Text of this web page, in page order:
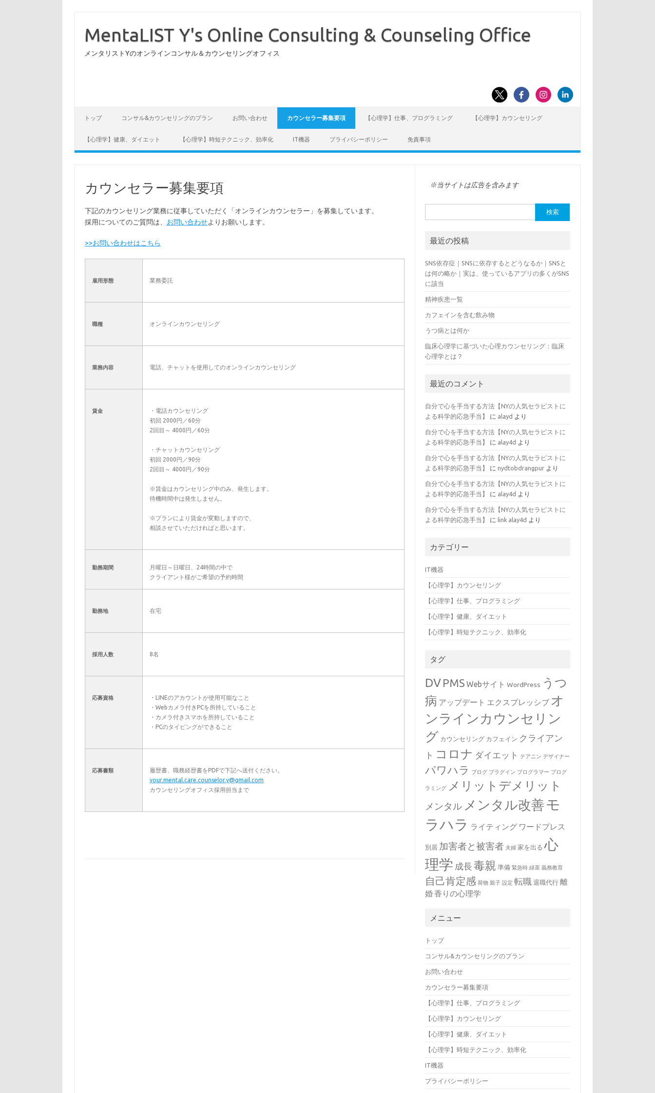
MentaLIST Y's Online Consulting & Counseling Office
メンタリストYのオンラインコンサル＆カウンセリングオフィス
トップ コンサル&カウンセリングのプラン お問い合わせ カウンセラー募集要項 【心理学】仕事、プログラミング 【心理学】カウンセリング
【心理学】健康、ダイエット 【心理学】時短テクニック、効率化 IT機器 プライバシーポリシー 免責事項
カウンセラー募集要項
下記のカウンセリング業務に従事していただく「オンラインカウンセラー」を募集しています。
採用についてのご質問は、 お問い合わせよりお願いします。
>>お問い合わせはこちら
雇用形態 業務委託
職種 オンラインカウンセリング
業務内容 電話、チャットを使用してのオンラインカウンセリング
賃金
・電話カウンセリング
初回 2000円／60分
2回目～ 4000円／60分
・チャットカウンセリング
初回 2000円／90分
2回目～ 4000円／90分
※賃金はカウンセリング中のみ、発生します。
待機時間中は発生しません。
※プランにより賃金が変動しますので、
相談させていただければと思います。
勤務期間
月曜日～日曜日、24時間の中で
クライアント様がご希望の予約時間
勤務地 在宅
採用人数 8名
応募資格
・LINEのアカウントが使用可能なこと
・Webカメラ付きPCを所持していること
・カメラ付きスマホを所持していること
・PCのタイピングができること
応募書類
履歴書、職務経歴書をPDFで下記へ送付ください。
your.mental.care.counselor.y@gmail.com
カウンセリングオフィス採用担当まで
※当サイトは広告を含みます
索:
最近の投稿
SNS依存症｜SNSに依存するとどうなるか｜SNSと
は何の略か｜実は、使っているアプリの多くがSNS
に該当
精神疾患一覧
カフェインを含む飲み物
うつ病とは何か
臨床心理学に基づいた心理カウンセリング：臨床
心理学とは？
最近のコメント
自分で心を手当する方法【NYの人気セラピストに
よる科学的応急手当】
に alayd より
自分で心を手当する方法【NYの人気セラピストに
よる科学的応急手当】
に alay4d より
自分で心を手当する方法【NYの人気セラピストに
よる科学的応急手当】
にnydtobdrangpur より
自分で心を手当する方法【NYの人気セラピストに
よる科学的応急手当】
に alay4d より
自分で心を手当する方法【NYの人気セラピストに
よる科学的応急手当】
に link alay4d より
カテゴリー
IT機器
【心理学】カウンセリング
【心理学】仕事、プログラミング
【心理学】健康、ダイエット
【心理学】時短テクニック、効率化
タグ
DV PMS Webサイト WordPress うつ
病 アップデート エクスプレッシブ オ
ンラインカウンセリン
グ カウンセリング カフェイン クライアン
ト コロナ ダイエット テアニン デザイナー
パワハラ ブログ プラグイン プログラマー プログ
ラミング メリットデメリット
メンタル メンタル改善 モ
ラハラ ライティング ワードプレス
別居 加害者と被害者 夫婦 家を出る 心
理学 成長毒親 準備 緊急時 緑茶 義務教育
自己肯定感 荷物 親子 設定 転職 退職代行 離
婚香りの心理学
メニュー
トップ
コンサル&カウンセリングのプラン
お問い合わせ
カウンセラー募集要項
【心理学】仕事、プログラミング
【心理学】カウンセリング
【心理学】健康、ダイエット
【心理学】時短テクニック、効率化
IT機器
プライバシーポリシー